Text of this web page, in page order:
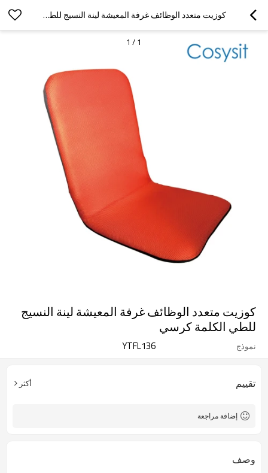
كوزيت متعدد الوظائف غرفة المعيشة لينة النسيج للطي الكلمة كرسي
1
/
1
كوزيت متعدد الوظائف غرفة المعيشة لينة النسيج
للطي الكلمة كرسي
نموذج YTFL136
تقييم أكثر
إضافة مراجعة
وصف